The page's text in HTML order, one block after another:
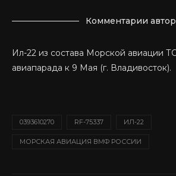
Комментарии
Ил-22 из состава Морской авиации
авиапарада к 9 Мая (г. Владивосток).
0393610270 RF-75337 ИЛ-22
МОРСКАЯ АВИАЦИЯ ВМФ РОССИИ